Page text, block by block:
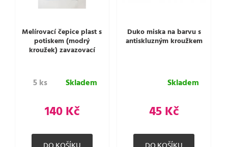
Melírovací čepice plast s
potiskem (modrý
kroužek) zavazovací
5 ks Skladem
140 Kč
Duko miska na barvu s
antiskluzným kroužkem
Skladem
45 Kč